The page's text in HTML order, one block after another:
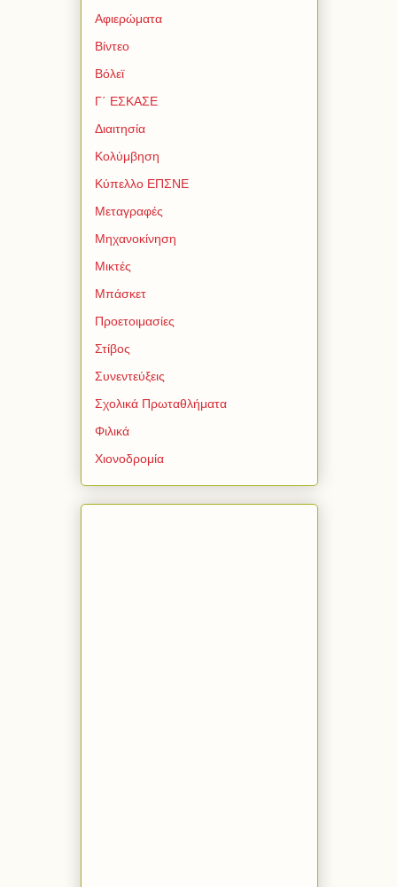
Αφιερώματα
Βίντεο
Βόλεϊ
Γ΄ ΕΣΚΑΣΕ
Διαιτησία
Κολύμβηση
Κύπελλο ΕΠΣΝΕ
Μεταγραφές
Μηχανοκίνηση
Μικτές
Μπάσκετ
Προετοιμασίες
Στίβος
Συνεντεύξεις
Σχολικά Πρωταθλήματα
Φιλικά
Χιονοδρομία